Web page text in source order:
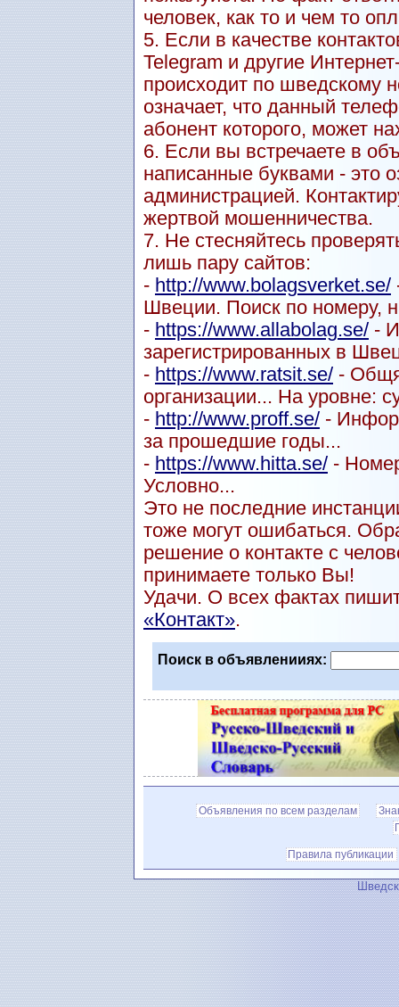
человек, как то и чем то
5. Если в качестве
Telegram и другие
происходит по шведскому
означает, что данный
абонент которого, может
6. Если вы встречаете в
написанные буквами - это
администрацией.
жертвой мошенничества.
7. Не стесняйтесь
лишь пару сайтов:
- http://www.bolagsverket.se/
Швеции. Поиск по номеру,
- https://www.allabolag.se/ -
зарегистрированных в
- https://www.ratsit.se/ -
организации... На уровне:
- http://www.proff.se/ -
за прошедшие годы...
- https://www.hitta.se/ -
Условно...
Это не последние
тоже могут ошибаться.
решение о контакте с
принимаете только Вы!
Удачи. О всех фактах
«Контакт».
Поиск в объявленииях:
Объявления по всем разделам
Правила публикации